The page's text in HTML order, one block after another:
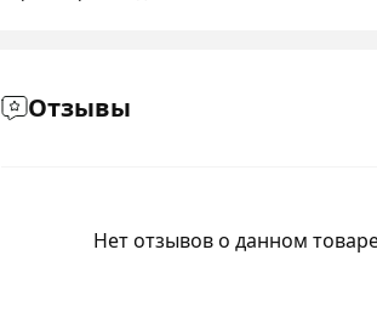
Отзывы
Нет отзывов о данном